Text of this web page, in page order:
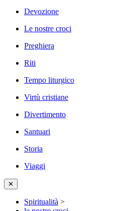
Devozione
Le nostre croci
Preghiera
Riti
Tempo liturgico
Virtù cristiane
Divertimento
Santuari
Storia
Viaggi
✕
Spiritualità >